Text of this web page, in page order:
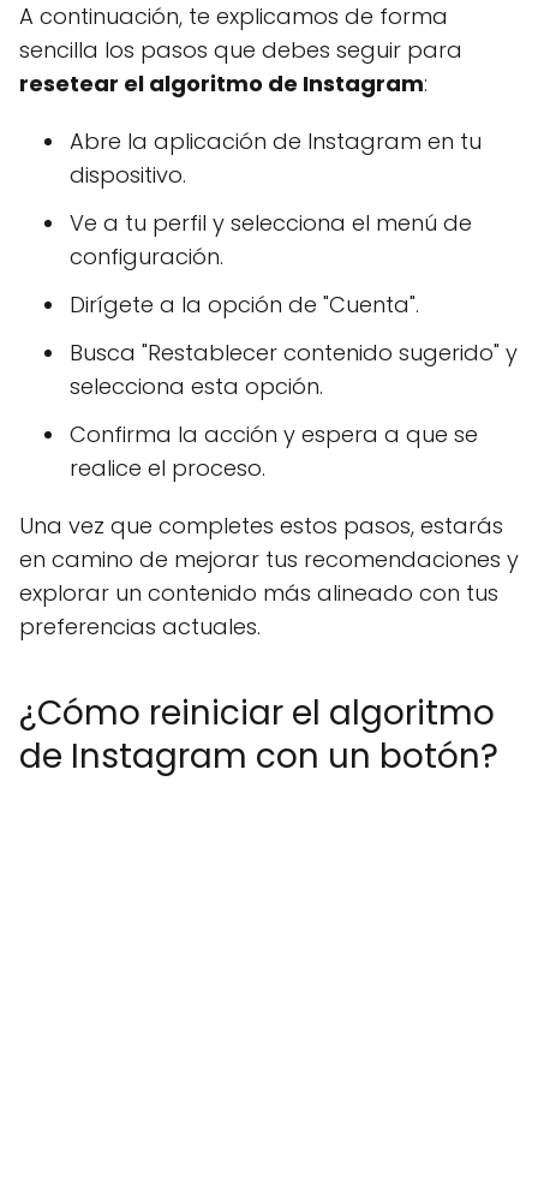
A continuación, te explicamos de forma
sencilla los pasos que debes seguir para
resetear el algoritmo de Instagram:
Abre la aplicación de Instagram en tu
dispositivo.
Ve a tu perfil y selecciona el menú de
configuración.
Dirígete a la opción de "Cuenta".
Busca "Restablecer contenido sugerido" y
selecciona esta opción.
Confirma la acción y espera a que se
realice el proceso.
Una vez que completes estos pasos, estarás
en camino de mejorar tus recomendaciones y
explorar un contenido más alineado con tus
preferencias actuales.
¿Cómo reiniciar el algoritmo
de Instagram con un botón?